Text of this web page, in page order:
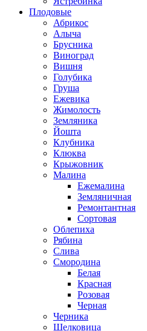
Плодовые
Абрикос
Алыча
Брусника
Виноград
Вишня
Голубика
Груша
Ежевика
Жимолость
Земляника
Йошта
Клубника
Клюква
Крыжовник
Малина
Ежемалина
Земляничная
Ремонтантная
Сортовая
Облепиха
Рябина
Слива
Смородина
Белая
Красная
Розовая
Черная
Черника
Шелковица